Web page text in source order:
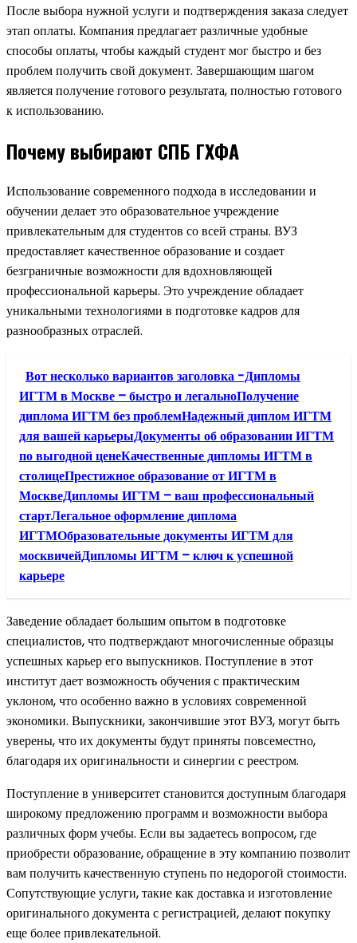
После выбора нужной услуги и подтверждения заказа следует
этап оплаты. Компания предлагает различные удобные
способы оплаты, чтобы каждый студент мог быстро и без
проблем получить свой документ. Завершающим шагом
является получение готового результата, полностью готового
к использованию.
Почему выбирают СПБ ГХФА
Использование современного подхода в исследовании и
обучении делает это образовательное учреждение
привлекательным для студентов со всей страны. ВУЗ
предоставляет качественное образование и создает
безграничные возможности для вдохновляющей
профессиональной карьеры. Это учреждение обладает
уникальными технологиями в подготовке кадров для
разнообразных отраслей.
Вот несколько вариантов заголовка -Дипломы
ИГТМ в Москве – быстро и легальноПолучение
диплома ИГТМ без проблемНадежный диплом ИГТМ
для вашей карьерыДокументы об образовании ИГТМ
по выгодной ценеКачественные дипломы ИГТМ в
столицеПрестижное образование от ИГТМ в
МосквеДипломы ИГТМ – ваш профессиональный
стартЛегальное оформление диплома
ИГТМОбразовательные документы ИГТМ для
москвичейДипломы ИГТМ – ключ к успешной
карьере
Заведение обладает большим опытом в подготовке
специалистов, что подтверждают многочисленные образцы
успешных карьер его выпускников. Поступление в этот
институт дает возможность обучения с практическим
уклоном, что особенно важно в условиях современной
экономики. Выпускники, закончившие этот ВУЗ, могут быть
уверены, что их документы будут приняты повсеместно,
благодаря их оригинальности и синергии с реестром.
Поступление в университет становится доступным благодаря
широкому предложению программ и возможности выбора
различных форм учебы. Если вы задаетесь вопросом, где
приобрести образование, обращение в эту компанию позволит
вам получить качественную ступень по недорогой стоимости.
Сопутствующие услуги, такие как доставка и изготовление
оригинального документа с регистрацией, делают покупку
еще более привлекательной.